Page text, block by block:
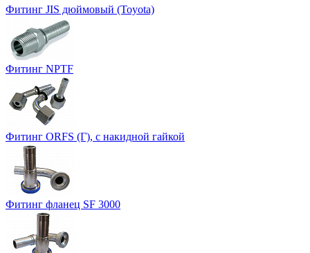
Фитинг JIS дюймовый (Toyota)
Фитинг NPTF
Фитинг ORFS (Г), с накидной гайкой
Фитинг фланец SF 3000